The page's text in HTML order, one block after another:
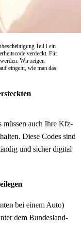
Teil I ein
verdeckt. Für
Wir zeigen
eingeht, wie man das
müssen auch Ihre Kfz-
Diese Codes sind
und sicher digital
bei einem Auto)
dem Bundesland-